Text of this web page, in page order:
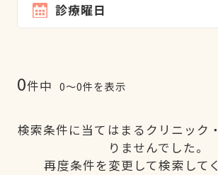
診療曜日
0件中 0〜0件を表示
検索条件に当てはまるクリニック
りませんでした。
再度条件を変更して検索して